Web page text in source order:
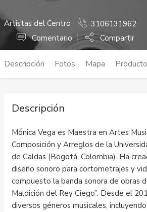
Artistas del Centro
3106131962
Comentario
Compartir
Descripción Fotos Mapa
Descripción
Mónica Vega es Maestra en Artes
Composición y Arreglos de la
de Caldas (Bogotá, Colombia). Ha
diseño sonoro para cortometrajes y
compuesto la banda sonora de obras
Maldición del Rey Ciego”. Desde el
diversos géneros musicales,